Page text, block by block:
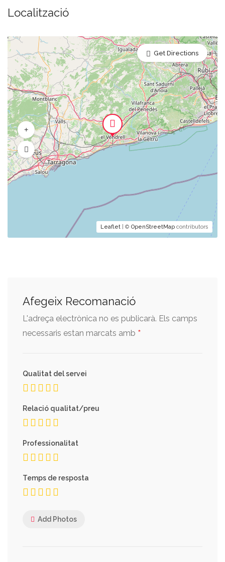
Localització
Leaflet | © OpenStreetMap contributors
Get Directions
Afegeix Recomanació
L'adreça electrònica no es publicarà. Els camps
necessaris estan marcats amb *
Qualitat del servei
Relació qualitat/preu
Professionalitat
Temps de resposta
Add Photos